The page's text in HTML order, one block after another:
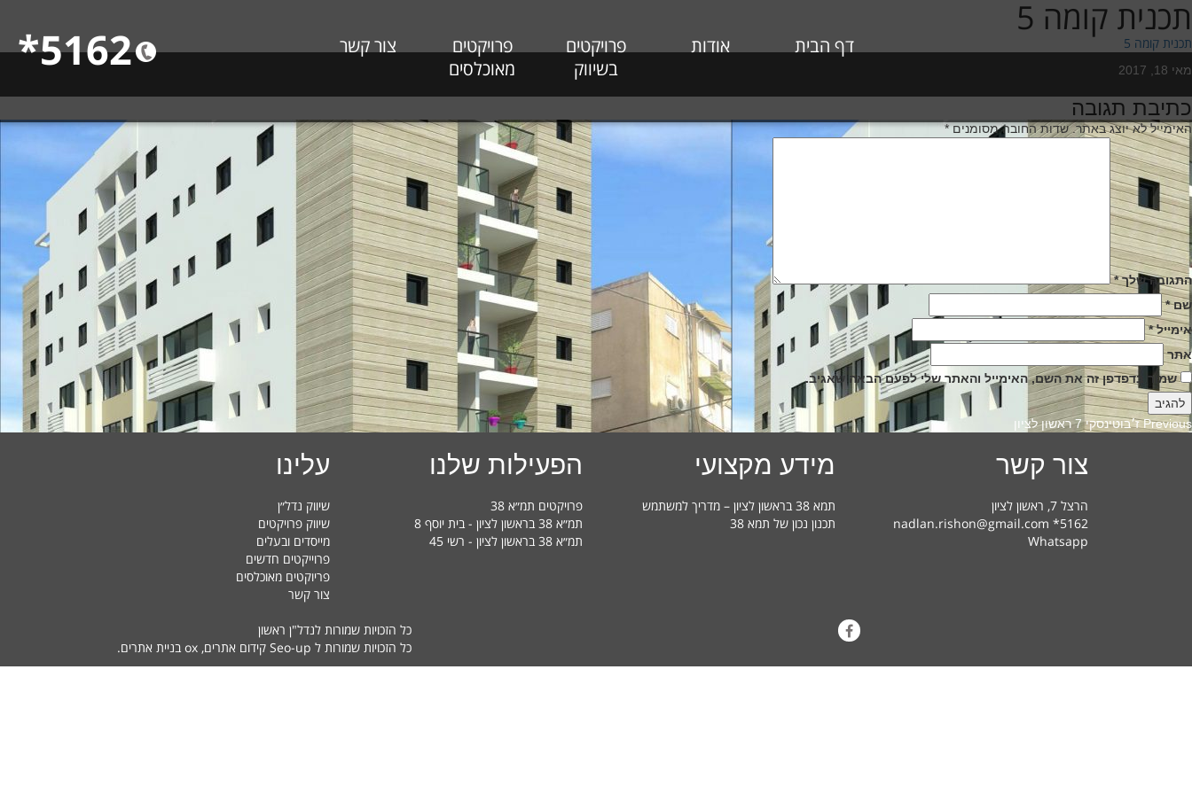
5162* דף הבית אודות
פרויקטים
בשיווק
פרויקטים
מאוכלסים
צור קשר
תכנית קומה 5
תכנית קומה 5
Posted
מאי 18, 2017
כתיבת תגובה
האימייל לא יוצג באתר. שדות החובה מסומנים*
התגובה שלך*
שם*
אימייל*
אתר
שמור בדפדפן זה את השם, האימייל והאתר שלי לפעם הבאה שאגיב.
ניווט
Previous
Previous
ז׳בוטינסקי 7 ראשון לציון
עלינו
שיווק נדל״ן
שיווק פרויקטים
מייסדים ובעלים
פרוייקטים חדשים
פריוקטים מאוכלסים
צור קשר
הפעילות שלנו
פרויקטים תמ״א 38
תמ״א 38 בראשון לציון - בית יוסף 8
תמ״א 38 בראשון לציון - רשי 45
מידע מקצועי
תמא 38 בראשון לציון – מדריך למשתמש
תכנון נכון של תמא 38
צור קשר
הרצל 7, ראשון לציון
nadlan.rishon@gmail.com *5162
Whatsapp
כל הזכויות שמורות לנדל"ן ראשון
כל הזכויות שמורות ל Seo-up
קידום אתרים, ox בניית אתרים.